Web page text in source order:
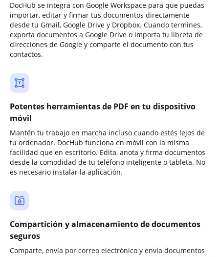
DocHub se integra con Google Workspace para que puedas
importar, editar y firmar tus documentos directamente
desde tu Gmail, Google Drive y Dropbox. Cuando termines,
exporta documentos a Google Drive o importa tu libreta de
direcciones de Google y comparte el documento con tus
contactos.
Potentes herramientas de PDF en tu dispositivo
móvil
Mantén tu trabajo en marcha incluso cuando estés lejos de
tu ordenador. DocHub funciona en móvil con la misma
facilidad que en escritorio. Edita, anota y firma documentos
desde la comodidad de tu teléfono inteligente o tableta. No
es necesario instalar la aplicación.
Compartición y almacenamiento de documentos
seguros
Comparte, envía por correo electrónico y envía documentos